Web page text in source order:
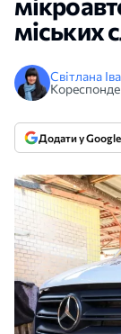
міських
Світлана
Додати у Google